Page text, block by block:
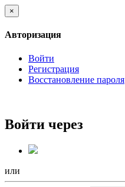
×
Авторизация
Войти
Регистрация
Восстановление пароля
Войти через
или